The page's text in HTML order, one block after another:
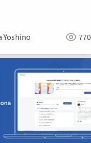
Yoshino 770